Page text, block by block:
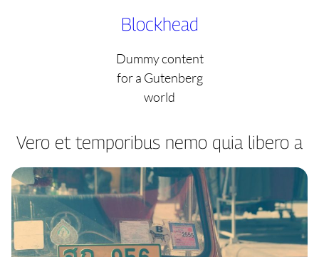
Blockhead
Dummy content
for a Gutenberg
world
Vero et temporibus nemo quia libero a